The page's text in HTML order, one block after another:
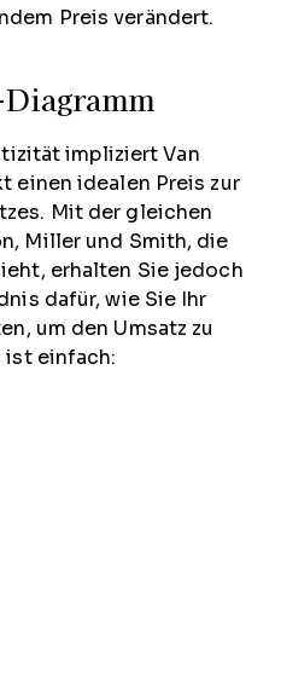
Preis verändert.
impliziert Van
einen idealen Preis zur
Mit der gleichen
Miller und Smith, die
erhalten Sie jedoch
dafür, wie Sie Ihr
um den Umsatz zu
ist einfach: